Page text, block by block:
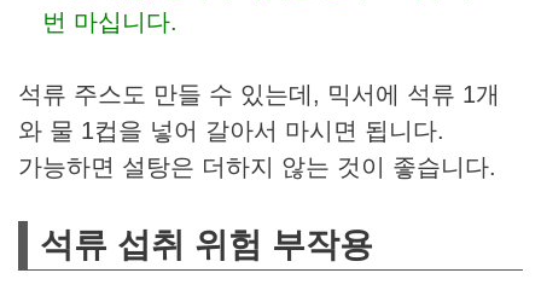
번 마십니다.
석류 주스도 만들 수 있는데, 믹서에 석류 1개
와 물 1컵을 넣어 갈아서 마시면 됩니다.
가능하면 설탕은 더하지 않는 것이 좋습니다.
석류 섭취 위험 부작용